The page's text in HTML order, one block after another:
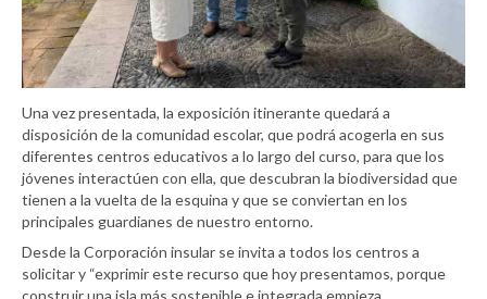
Una vez presentada, la exposición itinerante quedará a
disposición de la comunidad escolar, que podrá acogerla en sus
diferentes centros educativos a lo largo del curso, para que los
jóvenes interactúen con ella, que descubran la biodiversidad que
tienen a la vuelta de la esquina y que se conviertan en los
principales guardianes de nuestro entorno.
Desde la Corporación insular se invita a todos los centros a
solicitar y “exprimir este recurso que hoy presentamos, porque
construir una isla más sostenible e integrada empieza,